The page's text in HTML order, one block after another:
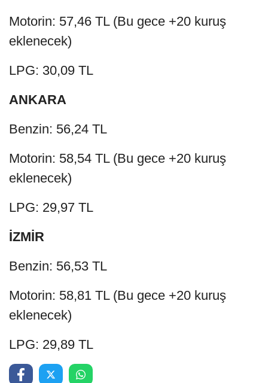
Motorin: 57,46 TL (Bu gece +20 kuruş
eklenecek)
LPG: 30,09 TL
ANKARA
Benzin: 56,24 TL
Motorin: 58,54 TL (Bu gece +20 kuruş
eklenecek)
LPG: 29,97 TL
İZMİR
Benzin: 56,53 TL
Motorin: 58,81 TL (Bu gece +20 kuruş
eklenecek)
LPG: 29,89 TL